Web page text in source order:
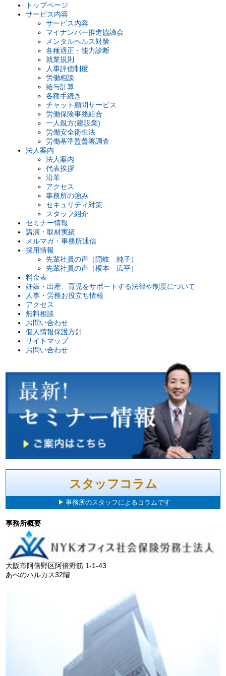
トップページ
サービス内容
サービス内容
マイナンバー推進協議会
メンタルヘルス対策
各種適正・能力診断
就業規則
人事評価制度
労働相談
給与計算
各種手続き
チャット顧問サービス
労働保険事務組合
一人親方(建設業)
労働安全衛生法
労働基準監督署調査
法人案内
法人案内
代表挨拶
沿革
アクセス
事務所の強み
セキュリティ対策
スタッフ紹介
セミナー情報
講演・取材実績
メルマガ・事務所通信
採用情報
先輩社員の声（隠岐 純子）
先輩社員の声（榎本 広平）
料金表
妊娠・出産、育児をサポートする法律や制度について
人事・労務お役立ち情報
アクセス
無料相談
お問い合わせ
個人情報保護方針
サイトマップ
お問い合わせ
スタッフコラム
事務所のスタッフによるコラムです
事務所概要
大阪市阿倍野区阿倍野筋 1-1-43
あべのハルカス32階